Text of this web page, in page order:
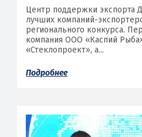
Центр поддержки экспорта
лучших компаний-
регионального конкурса.
компания ООО «Каспий
«Стеклопроект», а...
Подробнее